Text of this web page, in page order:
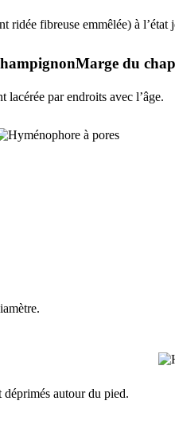
ridée fibreuse emmêlée) à l’état
Marge du
lacérée par endroits avec l’âge.
déprimés autour du pied.